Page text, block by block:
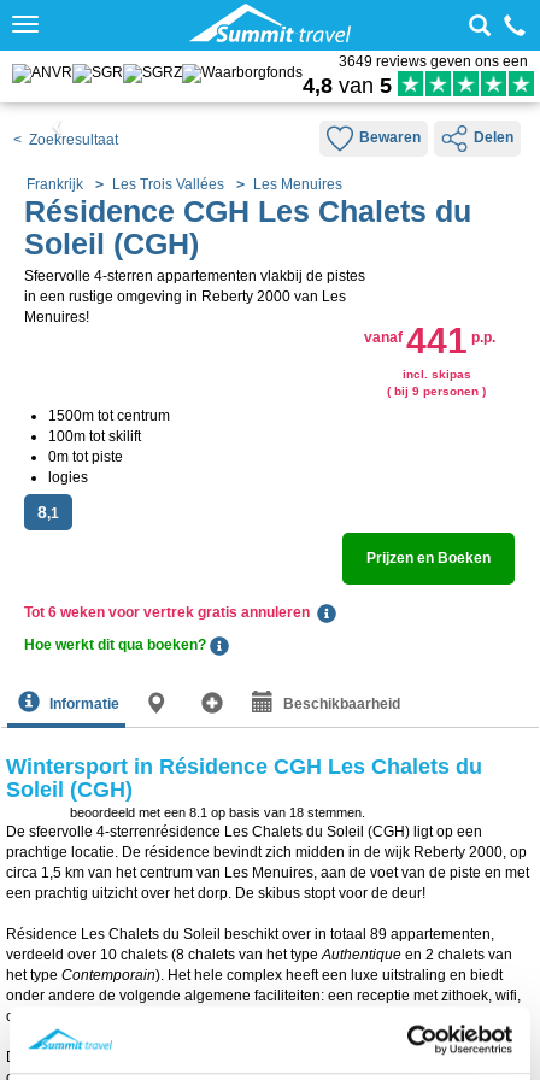
Toggle
3649 reviews geven ons een
4,8 van 5
< Zoekresultaat Bewaren Delen
Frankrijk Les Trois Vallées Les Menuires
Résidence CGH Les Chalets du
Soleil (CGH)
Sfeervolle 4-sterren appartementen vlakbij de pistes
in een rustige omgeving in Reberty 2000 van Les
Menuires!
vanaf 441 p.p.
incl. skipas
( bij 9 personen )
1500m tot centrum
100m tot skilift
0m tot piste
logies
8,1
Prijzen en Boeken
Tot 6 weken voor vertrek gratis annuleren
Hoe werkt dit qua boeken?
Informatie Beschikbaarheid
Wintersport in Résidence CGH Les Chalets du
Soleil (CGH)
beoordeeld met een 8.1 op basis van 18 stemmen.
De sfeervolle 4-sterrenrésidence Les Chalets du Soleil (CGH) ligt op een
prachtige locatie. De résidence bevindt zich midden in de wijk Reberty 2000, op
circa 1,5 km van het centrum van Les Menuires, aan de voet van de piste en met
een prachtig uitzicht over het dorp. De skibus stopt voor de deur!
Résidence Les Chalets du Soleil beschikt over in totaal 89 appartementen,
verdeeld over 10 chalets (8 chalets van het typeAuthentique en 2 chalets van
het type Contemporain). Het hele complex heeft een luxe uitstraling en biedt
onder andere de volgende algemene faciliteiten: een receptie met zithoek, wifi,
overdekte parkeerplaatsen (tegen betaling) en een skiberging met verwarming.
De appartementen hebben een typisch Savoyaardse inrichting en beschikken